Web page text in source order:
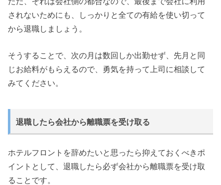
されないためにも、しっかりと全ての有給を使い切って
から退職しましょう。
そうすることで、次の月は数回しか出勤せず、先月と同
じお給料がもらえるので、勇気を持って上司に相談して
みてください。
退職したら会社から離職票を受け取る
ホテルフロントを辞めたいと思ったら抑えておくべきポ
イントとして、退職したら必ず会社から離職票を受け取
ることです。